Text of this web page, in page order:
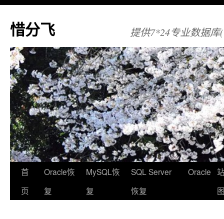
惜分飞 提供7*24专业数据库
首
页
Oracle恢
复
MySQL恢
复
SQL Server
恢复
Oracle